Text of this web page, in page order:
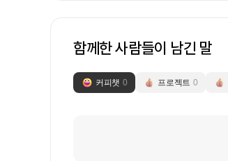
함께한 사람들이 남긴 말
커피챗 0 프로젝트 0